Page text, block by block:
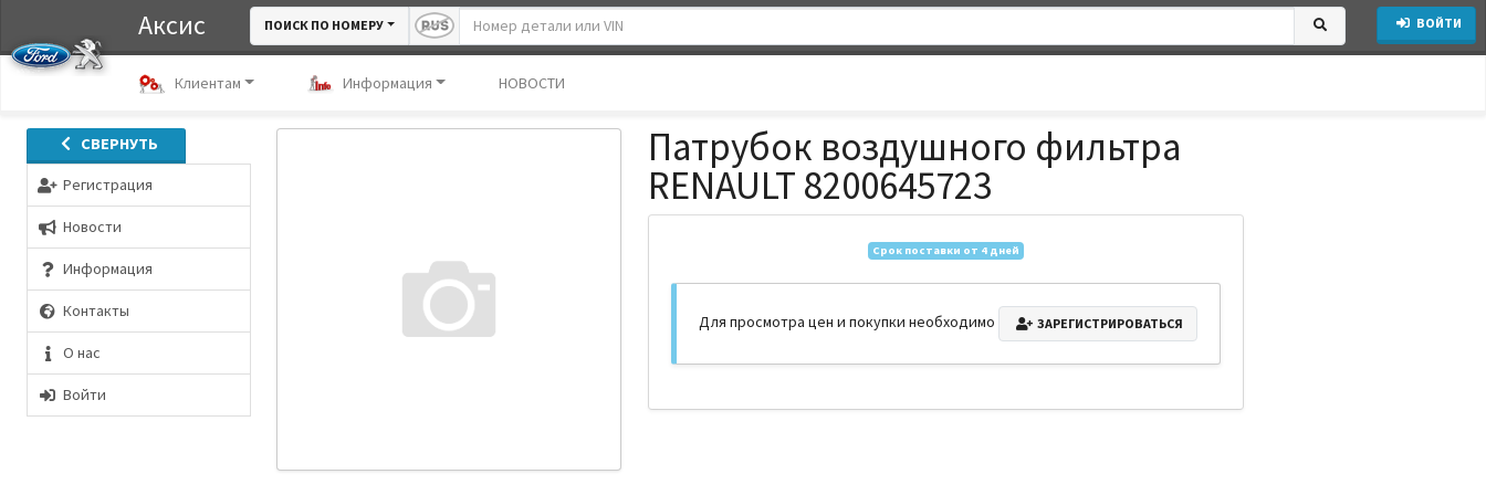
Аксис ПОИСК ПО НОМЕРУ ВОЙТИ
Клиентам Информация НОВОСТИ
СВЕРНУТЬ
Регистрация
Новости
Информация
Контакты
О нас
Войти
Патрубок воздушного фильтра
RENAULT 8200645723
Срок поставки от 4 дней
Для просмотра цен и покупки необходимо ЗАРЕГИСТРИРОВАТЬСЯ